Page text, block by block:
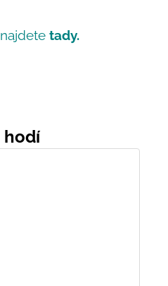
najdete tady.